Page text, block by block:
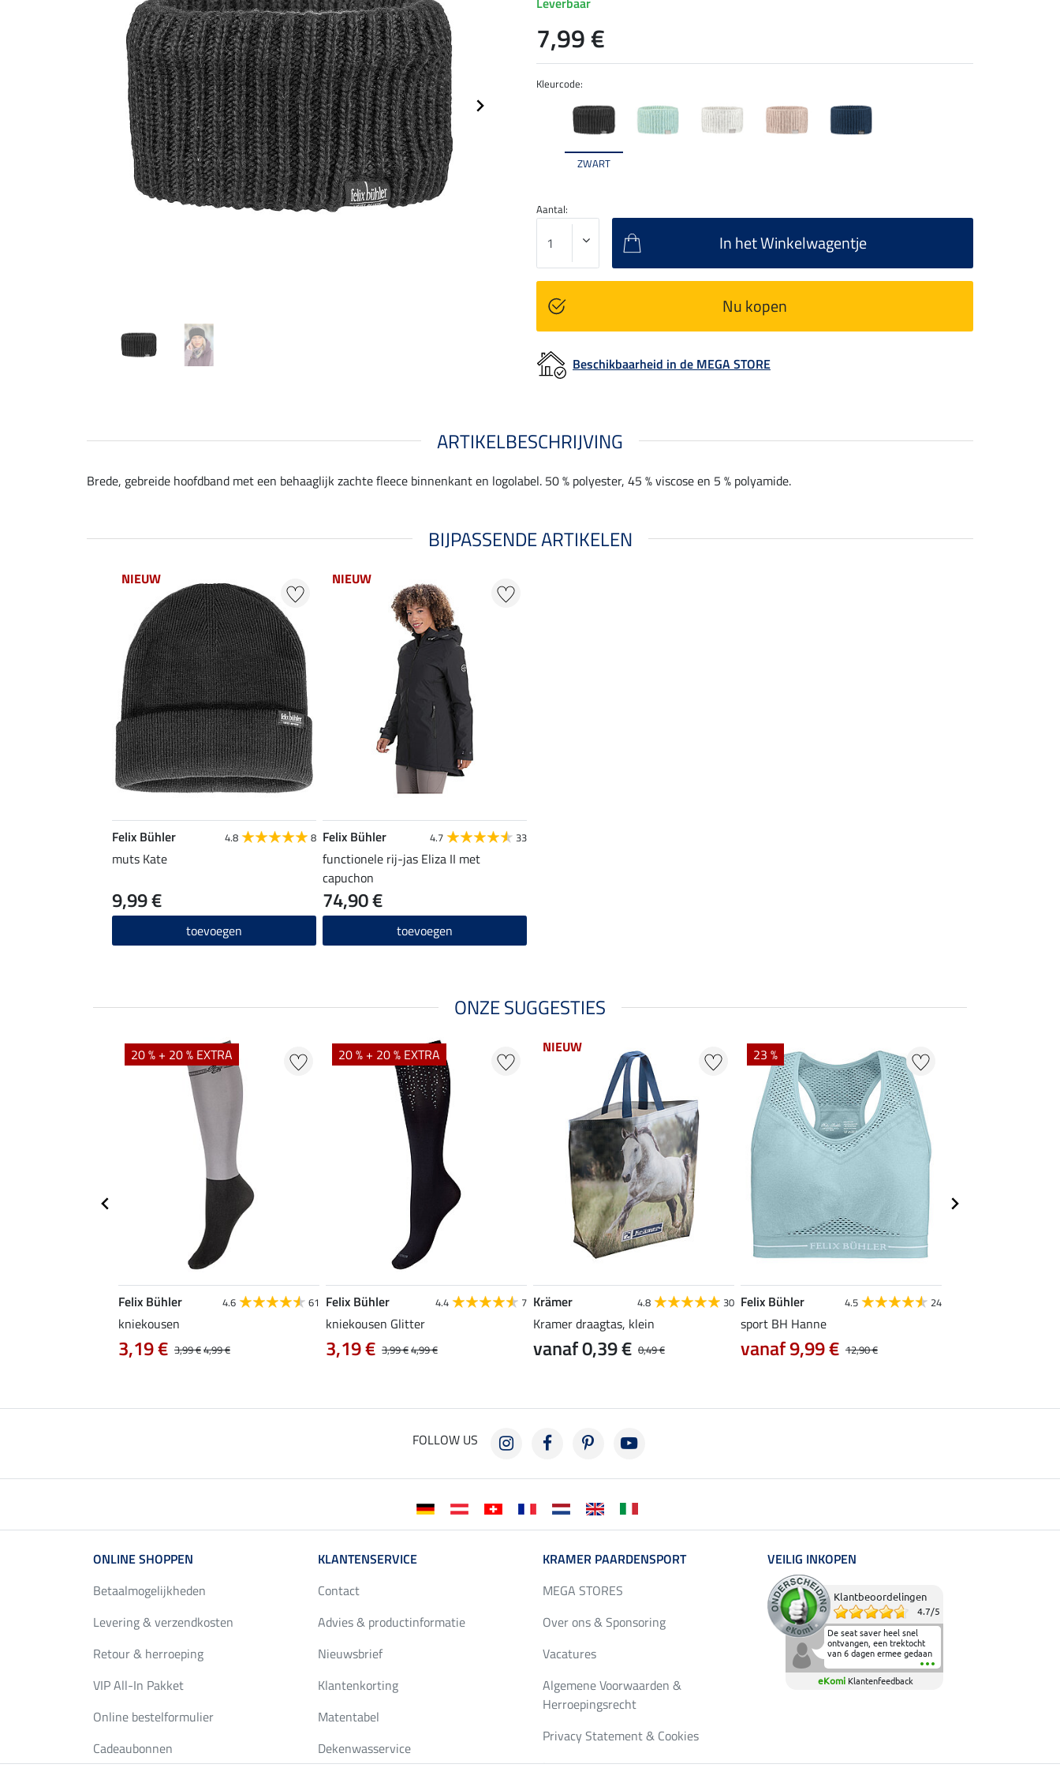
Kleurcode:
ZWART
7,99 €
Aantal:
In het Winkelwagentje
Nu kopen
Beschikbaarheid in de MEGA STORE
ARTIKELBESCHRIJVING
Brede, gebreide hoofdband met een behaaglijk zachte fleece binnenkant en logolabel. 50 % polyester, 45 % viscose en 5 % polyamide.
BIJPASSENDE ARTIKELEN
NIEUW
Felix Bühler 4.8 8
muts Kate
9,99 €
toevoegen
NIEUW
Felix Bühler 4.7 33
functionele rij-jas Eliza II met
capuchon
74,90 €
toevoegen
ONZE SUGGESTIES
20 % + 20 % EXTRA
Felix Bühler 4.6 61
kniekousen
3,99 €4,99 €
3,19 €
20 % + 20 % EXTRA
Felix Bühler 4.4 7
kniekousen Glitter
3,99 €4,99 €
3,19 €
NIEUW
Krämer 4.8 30
Kramer draagtas, klein
0,49 €
vanaf 0,39 €
23 %
Felix Bühler 4.5 24
sport BH Hanne
12,90 €
vanaf 9,99 €
FOLLOW US
ONLINE SHOPPEN
Betaalmogelijkheden
Levering & verzendkosten
Retour & herroeping
VIP All-In Pakket
Online bestelformulier
Cadeaubonnen
KLANTENSERVICE
Contact
Advies & productinformatie
Nieuwsbrief
Klantenkorting
Matentabel
Dekenwasservice
KRAMER PAARDENSPORT
MEGA STORES
Over ons & Sponsoring
Vacatures
Algemene Voorwaarden &
Herroepingsrecht
Privacy Statement & Cookies
VEILIG INKOPEN
Klantbeoordelingen
4.7/5
De seat saver heel snel
ontvangen, een trektocht
van 6 dagen ermee gedaan
en deze heeft de beproeving
fantastisch doorstaan.
Heerlijk zacht om op te
eKomi Klantenfeedback